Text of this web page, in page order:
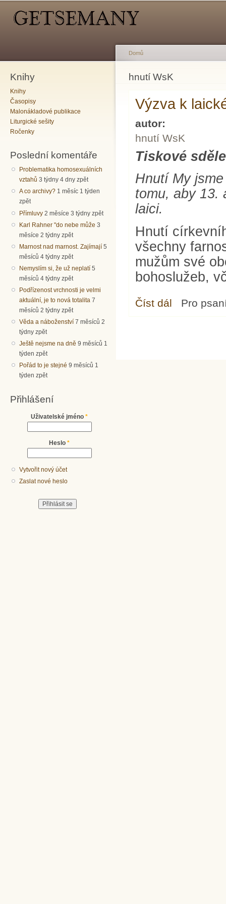
Knihy
Knihy
Časopisy
Malonákladové publikace
Liturgické sešity
Ročenky
Poslední komentáře
Problematika homosexuálních
vztahů 3 týdny 4 dny zpět
A co archivy? 1 měsíc 1 týden
zpět
Přímluvy 2 měsíce 3 týdny zpět
Karl Rahner "do nebe může 3
měsíce 2 týdny zpět
Marnost nad marnost. Zajímají 5
měsíců 4 týdny zpět
Nemyslím si, že už neplatí 5
měsíců 4 týdny zpět
Podřízenost vrchnosti je velmi
aktuální, je to nová totalita 7
měsíců 2 týdny zpět
Věda a náboženství 7 měsíců 2
týdny zpět
Ještě nejsme na dně 9 měsíců 1
týden zpět
Pořád to je stejné 9 měsíců 1
týden zpět
Přihlášení
Uživatelské jméno *
Heslo *
Vytvořit nový účet
Zaslat nové heslo
Jste zde
Domů
hnutí WsK
Výzva k
autor:
hnutí WsK
Tiskové
Hnutí My
tomu, aby 13.
laici.
Hnutí
všechny
mužům své
bohoslužeb,
Číst dál Výzva k laickému
Pro